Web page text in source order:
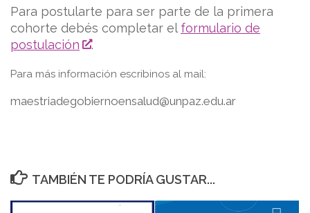
Para postularte para ser parte de la primera
cohorte debés completar el formulario de
postulación
.
Para más información escribinos al mail:
maestriadegobiernoensalud@unpaz.edu.ar
TAMBIÉN TE PODRÍA GUSTAR...